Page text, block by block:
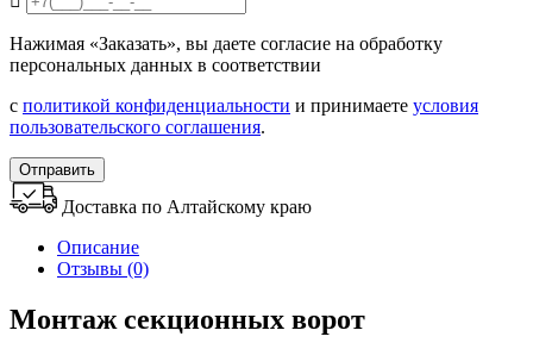
Нажимая «Заказать», вы даете согласие на обработку
персональных данных в соответствии
с политикой конфиденциальности и принимаете условия
пользовательского соглашения.
Отправить
Доставка по Алтайскому краю
Описание
Отзывы (0)
Монтаж секционных ворот